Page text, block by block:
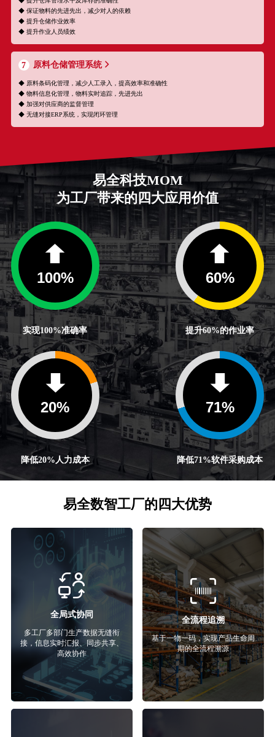
◆ 保证物料的先进先出，减少对人的依赖
◆ 提升仓储作业效率
◆ 提升作业人员绩效
7 原料仓储管理系统
◆ 原料条码化管理，减少人工录入，提高效率和准确性
◆ 物料信息化管理，物料实时追踪，先进先出
◆ 加强对供应商的监督管理
◆ 无缝对接ERP系统，实现闭环管理
易全科技MOM
为工厂带来的四大应用价值
100%
实现100%准确率
60%
提升60%的作业率
20%
降低20%人力成本
71%
降低71%软件采购成本
易全数智工厂的四大优势
全局式协同
多工厂多部门生产数据无缝衔
接，信息实时汇报、同步共享、
高效协作
全流程追溯
基于一物一码，实现产品生命周
期的全流程溯源